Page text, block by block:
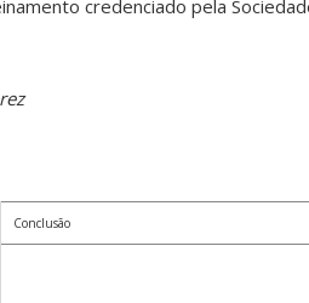
credenciado pela
Conclusão